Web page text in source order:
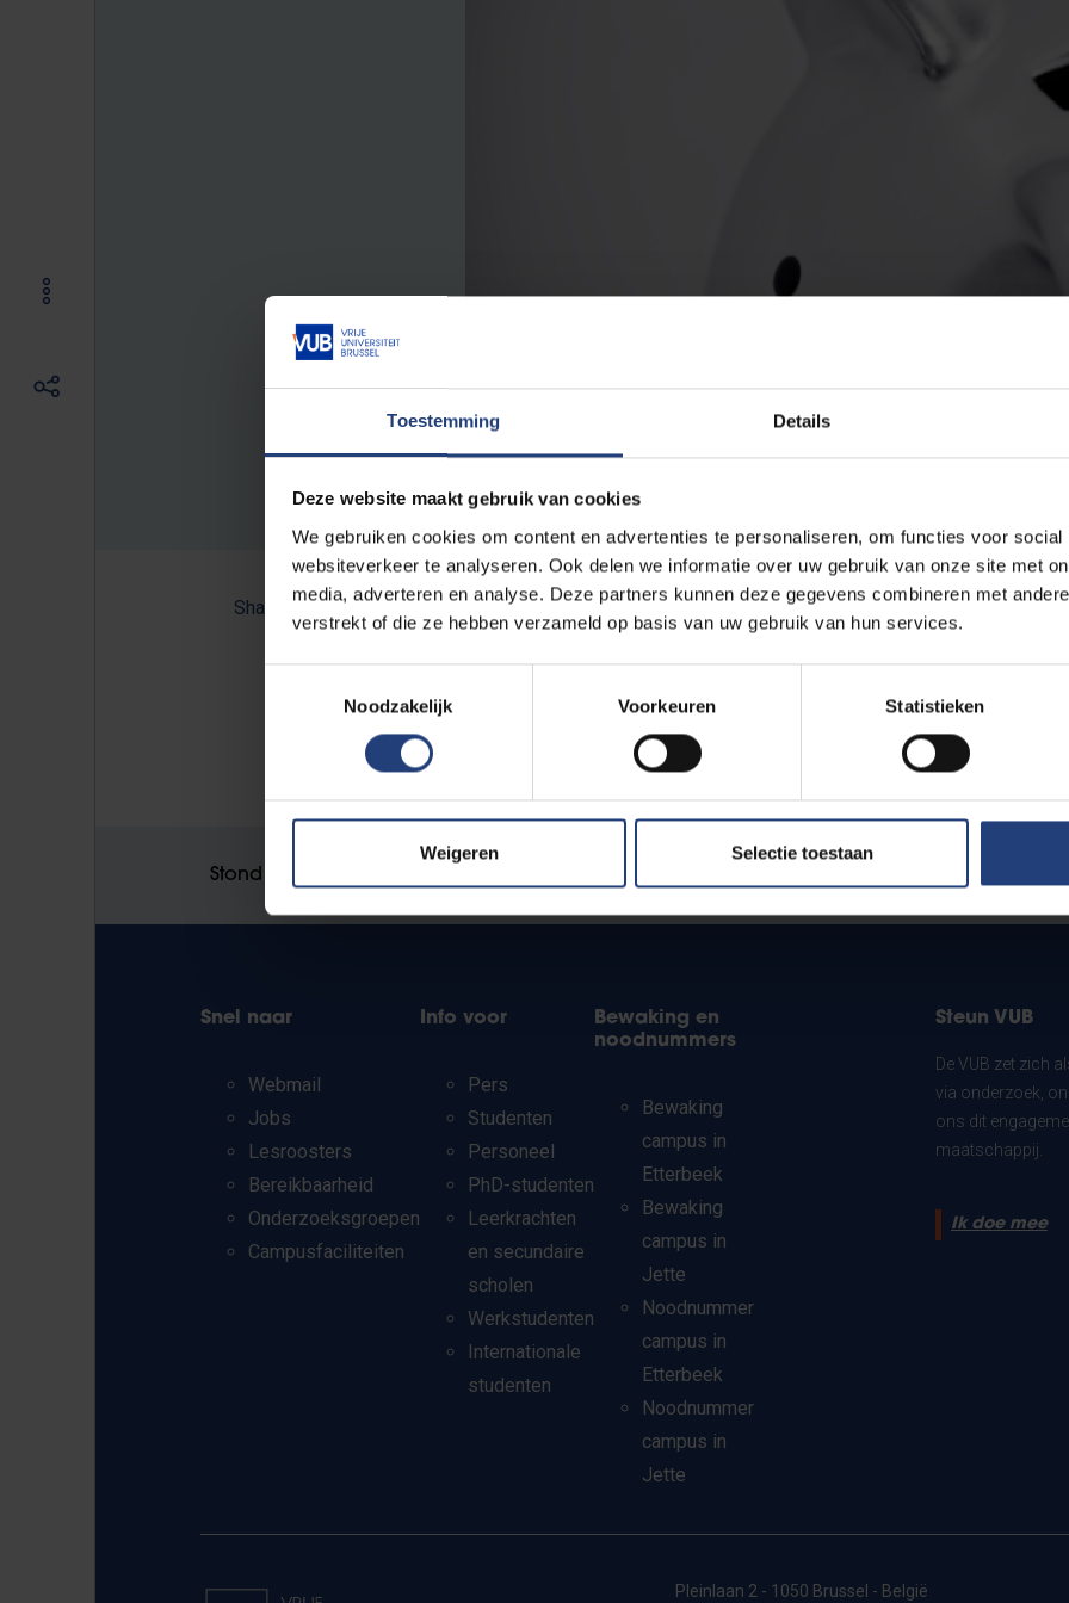
Toestemming Details
Deze website maakt gebruik van cookies
We gebruiken cookies om content en advertenties te personaliseren, om functies voor
websiteverkeer te analyseren. Ook delen we informatie over uw gebruik van onze site met
media, adverteren en analyse. Deze partners kunnen deze gegevens combineren met
verstrekt of die ze hebben verzameld op basis van uw gebruik van hun services.
Noodzakelijk
Voorkeuren Statistieken
Weigeren Selectie toestaan
Share:
Stond er een fout op deze pagina?
Snel naar
Webmail
Jobs
Lesroosters
Bereikbaarheid
Onderzoeksgroepen
Campusfaciliteiten
Info voor
Pers
Studenten
Personeel
PhD-studenten
Leerkrachten
en secundaire
scholen
Werkstudenten
Internationale
studenten
Bewaking en
noodnummers
Bewaking
campus in
Etterbeek
Bewaking
campus in
Jette
Noodnummer
campus in
Etterbeek
Noodnummer
campus in
Jette
Steun VUB
De VUB zet zich
via onderzoek,
ons dit
maatschappij.
Ik doe mee
Pleinlaan 2 - 1050 Brussel - België